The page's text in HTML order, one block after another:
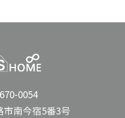
0054
市南今宿5番3号